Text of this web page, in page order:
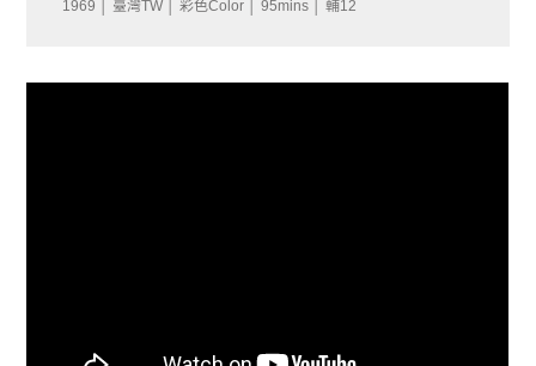
1969 │ 臺灣TW │ 彩色Color │ 95mins │ 輔12